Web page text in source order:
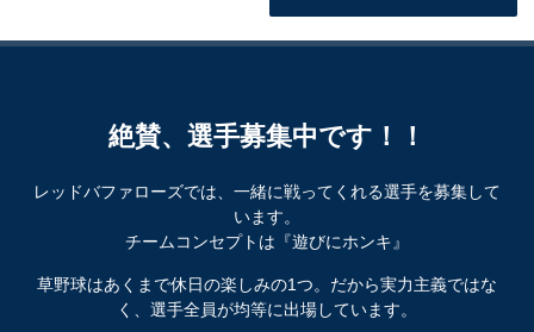
絶賛、選手募集中です！！
レッドバファローズでは、一緒に戦ってくれる選手を募集して
います。
チームコンセプトは『遊びにホンキ』
草野球はあくまで休日の楽しみの1つ。だから実力主義ではな
く、選手全員が均等に出場しています。